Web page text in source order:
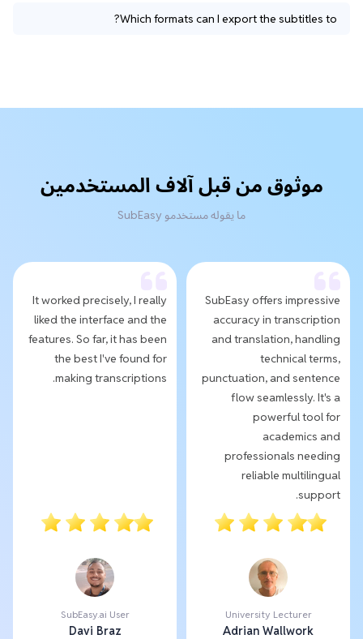
Which formats can I export the subtitles to?
موثوق من قبل آلاف المستخدمين
ما يقوله مستخدمو SubEasy
SubEasy offers impressive
accuracy in transcription
and translation, handling
technical terms,
punctuation, and sentence
flow seamlessly. It's a
powerful tool for
academics and
professionals needing
reliable multilingual
support.
University Lecturer
Adrian Wallwork
It worked precisely, I really
liked the interface and the
features. So far, it has been
the best I've found for
making transcriptions.
SubEasy.ai User
Davi Braz